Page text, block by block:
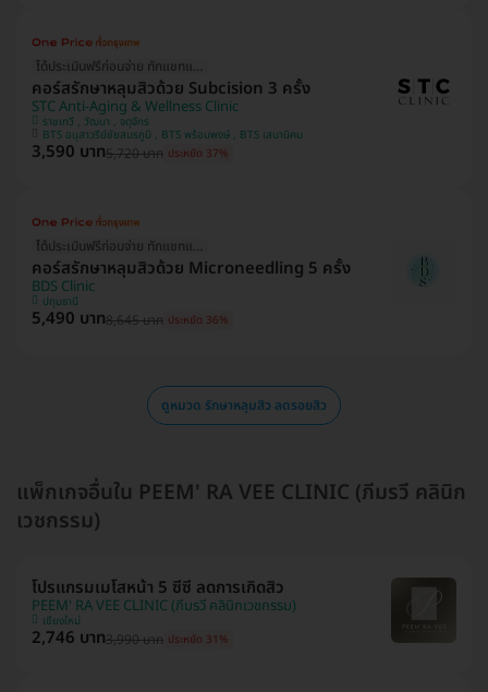
ได้ประเมินฟรีก่อนจ่าย ทักแชทแอดมินเลย!
คอร์สรักษาหลุมสิวด้วย Subcision 3 ครั้ง
STC Anti-Aging & Wellness Clinic
ราชเทวี , วัฒนา , จตุจักร
BTS อนุสาวรีย์ชัยสมรภูมิ , BTS พร้อมพงษ์ , BTS เสนานิคม
3,590 บาท5,720 บาท ประหยัด 37%
ได้ประเมินฟรีก่อนจ่าย ทักแชทแอดมินเลย!
คอร์สรักษาหลุมสิวด้วย Microneedling 5 ครั้ง
BDS Clinic
ปทุมธานี
5,490 บาท8,645 บาท ประหยัด 36%
ดูหมวด รักษาหลุมสิว ลดรอยสิว
แพ็กเกจอื่นใน PEEM' RA VEE CLINIC (ภีมรวี คลินิก
เวชกรรม)
โปรแกรมเมโสหน้า 5 ซีซี ลดการเกิดสิว
PEEM' RA VEE CLINIC (ภีมรวี คลินิกเวชกรรม)
เชียงใหม่
2,746 บาท3,990 บาท ประหยัด 31%